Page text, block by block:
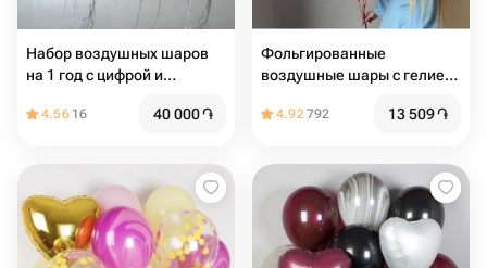
Набор воздушных шаров
на 1 год с цифрой и
4.56 16 40 000֏
Фольгированные
воздушные шары с гелием
4.92792 13 509֏